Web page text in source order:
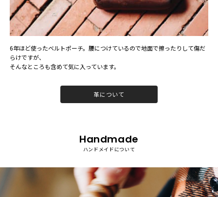
6年ほど使ったベルトポーチ。腰につけているので地⾯で擦ったりして傷だ
らけですが、
そんなところも含めて気に⼊っています。
革について
Handmade
ハンドメイドについて